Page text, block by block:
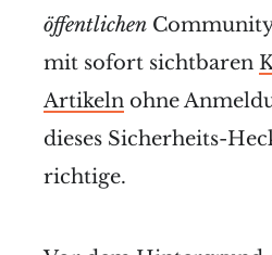
öffentlichen
mit sofort sichtbaren
Artikeln ohne
dieses Sicherheits-
richtige.